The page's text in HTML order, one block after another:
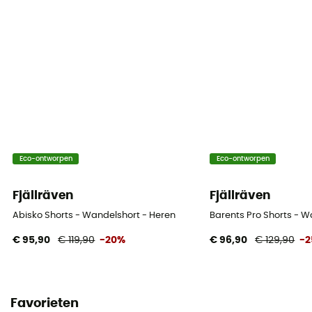
Eco-ontworpen
Fjällräven
Abisko Shorts - Wandelshort - Heren
€ 95,90 € 119,90 -20%
Eco-ontworpen
Fjällräven
Barents Pro Shorts -
€ 96,90 € 129,90 -
Favorieten